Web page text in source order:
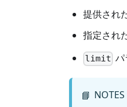
提供され
指定され
limit パ
📘 NOTES